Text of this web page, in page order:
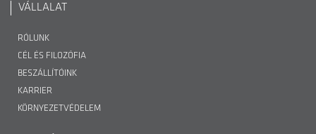
VÁLLALAT
RÓLUNK
CÉL ÉS FILOZÓFIA
BESZÁLLÍTÓINK
KARRIER
KÖRNYEZETVÉDELEM